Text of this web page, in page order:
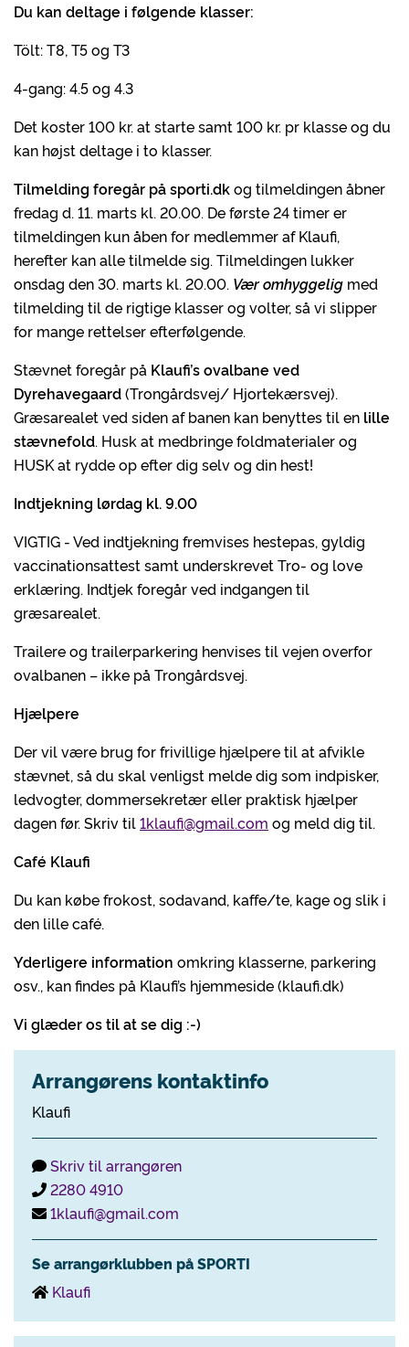
Du kan deltage i følgende klasser:
Tölt: T8, T5 og T3
4-gang: 4.5 og 4.3
Det koster 100 kr. at starte samt 100 kr. pr klasse og du
kan højst deltage i to klasser.
Tilmelding foregår på sporti.dkog tilmeldingen åbner
fredag d. 11. marts kl. 20.00. De første 24 timer er
tilmeldingen kun åben for medlemmer af Klaufi,
herefter kan alle tilmelde sig. Tilmeldingen lukker
onsdag den 30. marts kl. 20.00. Vær omhyggelig med
tilmelding til de rigtige klasser og volter, så vi slipper
for mange rettelser efterfølgende.
Stævnet foregår på Klaufi’s ovalbane ved
Dyrehavegaard(Trongårdsvej/ Hjortekærsvej).
Græsarealet ved siden af banen kan benyttes til en lille
stævnefold. Husk at medbringe foldmaterialer og
HUSK at rydde op efter dig selv og din hest!
Indtjekning lørdag kl. 9.00
VIGTIG - Ved indtjekning fremvises hestepas, gyldig
vaccinationsattest samt underskrevet Tro- og love
erklæring. Indtjek foregår ved indgangen til
græsarealet.
Trailere og trailerparkering henvises til vejen overfor
ovalbanen – ikke på Trongårdsvej.
Hjælpere
Der vil være brug for frivillige hjælpere til at afvikle
stævnet, så du skal venligst melde dig som indpisker,
ledvogter, dommersekretær eller praktisk hjælper
dagen før. Skriv til1klaufi@gmail.com og meld dig til.
Café Klaufi
Du kan købe frokost, sodavand, kaffe/te, kage og slik i
den lille café.
Yderligere information omkring klasserne, parkering
osv., kan findes på Klaufi’s hjemmeside (klaufi.dk)
Vi glæder os til at se dig :-)
Arrangørens kontaktinfo
Klaufi
Skriv til arrangøren
2280 4910
1klaufi@gmail.com
Se arrangørklubben på SPORTI
Klaufi